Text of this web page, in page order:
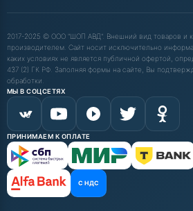
2017-2025 © ООО "ШОП АВД". Внешний вид товаров и
производителем. Сайт носит исключительно
каких условиях не является публичной офертой,
437 (2) ГК РФ. Заполняя формы на сайте, Вы
обработки.
МЫ В СОЦСЕТЯХ
ПРИНИМАЕМ К ОПЛАТЕ
С НДС